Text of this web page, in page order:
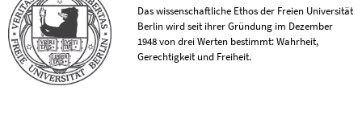
Das wissenschaftliche Ethos der Freien Universität
Berlin wird seit ihrer Gründung im Dezember
1948 von drei Werten bestimmt: Wahrheit,
Gerechtigkeit und Freiheit.